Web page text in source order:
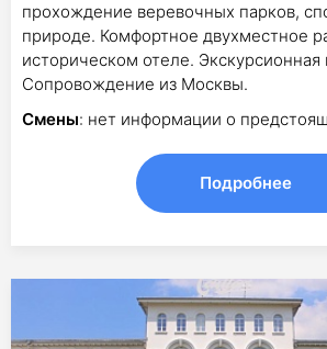
прохождение веревочных парков,
природе. Комфортное двухместное
историческом отеле.
Сопровождение из Москвы.
Смены: нет информации о
Подробнее